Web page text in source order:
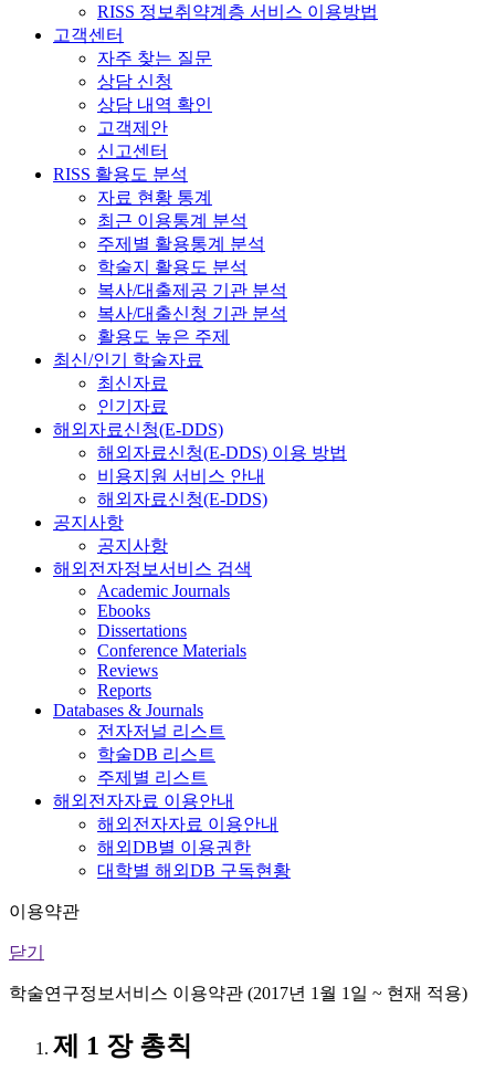
RISS 정보취약계층 서비스 이용방법
고객센터
자주 찾는 질문
상담 신청
상담 내역 확인
고객제안
신고센터
RISS 활용도 분석
자료 현황 통계
최근 이용통계 분석
주제별 활용통계 분석
학술지 활용도 분석
복사/대출제공 기관 분석
복사/대출신청 기관 분석
활용도 높은 주제
최신/인기 학술자료
최신자료
인기자료
해외자료신청(E-DDS)
해외자료신청(E-DDS) 이용 방법
비용지원 서비스 안내
해외자료신청(E-DDS)
공지사항
공지사항
해외전자정보서비스 검색
Academic Journals
Ebooks
Dissertations
Conference Materials
Reviews
Reports
Databases & Journals
전자저널 리스트
학술DB 리스트
주제별 리스트
해외전자자료 이용안내
해외전자자료 이용안내
해외DB별 이용권한
대학별 해외DB 구독현황
이용약관
닫기
학술연구정보서비스 이용약관 (2017년 1월 1일 ~ 현재 적용)
제 1 장 총칙